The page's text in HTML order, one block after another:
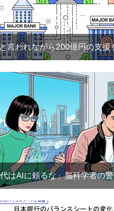
言われながら200億円の支援
代はAIに頼るな」脳科学者の